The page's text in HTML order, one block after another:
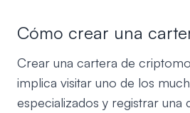
Cómo crear una
Crear una cartera de
implica visitar uno de los
especializados y registrar una